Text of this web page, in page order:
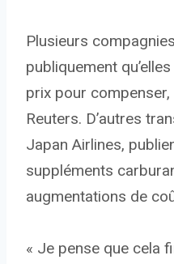
Plusieurs
publiquement
prix pour
Reuters. D’autres
Japan Airlines,
suppléments
augmentations de
« Je pense que cela